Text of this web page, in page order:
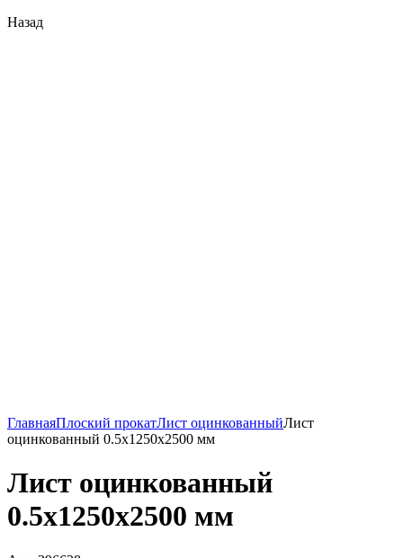
Назад
ГлавнаяПлоский прокатЛист оцинкованныйЛист
оцинкованный 0.5х1250х2500 мм
Лист оцинкованный
0.5х1250х2500 мм